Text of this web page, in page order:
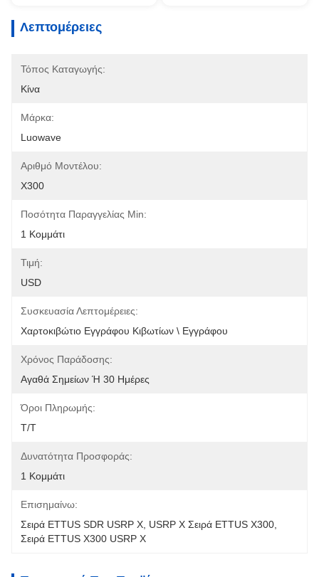
Λεπτομέρειες
Τόπος Καταγωγής:
Κίνα
Μάρκα:
Luowave
Αριθμό Μοντέλου:
X300
Ποσότητα Παραγγελίας Min:
1 Κομμάτι
Τιμή:
USD
Συσκευασία Λεπτομέρειες:
Χαρτοκιβώτιο Εγγράφου Κιβωτίων \ Εγγράφου
Χρόνος Παράδοσης:
Αγαθά Σημείων Ή 30 Ημέρες
Όροι Πληρωμής:
T/T
Δυνατότητα Προσφοράς:
1 Κομμάτι
Επισημαίνω:
Σειρά ETTUS SDR USRP Χ USRP Χ Σειρά ETTUS X300
Σειρά ETTUS X300 USRP Χ